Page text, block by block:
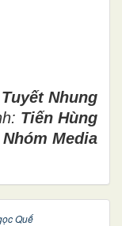
Tuyết Nhung
Tiến Hùng
Nhóm Media
Quế